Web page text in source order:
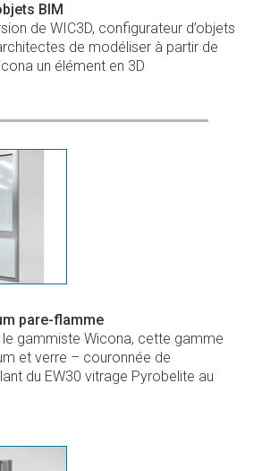
BIM
de WIC3D, configurateur d’objets
de modéliser à partir de
un élément en 3D
pare-flamme
gammiste Wicona, cette gamme
et verre – couronnée de
du EW30 vitrage Pyrobelite au